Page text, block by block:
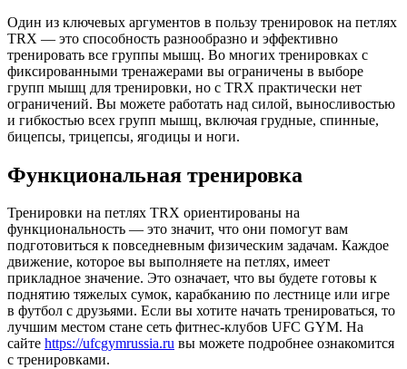
Один из ключевых аргументов в пользу тренировок на петлях
TRX — это способность разнообразно и эффективно
тренировать все группы мышц. Во многих тренировках с
фиксированными тренажерами вы ограничены в выборе
групп мышц для тренировки, но с TRX практически нет
ограничений. Вы можете работать над силой, выносливостью
и гибкостью всех групп мышц, включая грудные, спинные,
бицепсы, трицепсы, ягодицы и ноги.
Функциональная тренировка
Тренировки на петлях TRX ориентированы на
функциональность — это значит, что они помогут вам
подготовиться к повседневным физическим задачам. Каждое
движение, которое вы выполняете на петлях, имеет
прикладное значение. Это означает, что вы будете готовы к
поднятию тяжелых сумок, карабканию по лестнице или игре
в футбол с друзьями. Если вы хотите начать тренироваться, то
лучшим местом стане сеть фитнес-клубов UFC GYM. На
сайте https://ufcgymrussia.ru вы можете подробнее ознакомится
с тренировками.